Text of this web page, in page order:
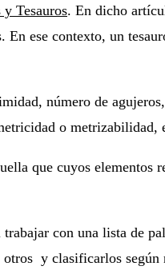
Tesauros. En dicho
ese contexto, un
número de
o metrizabilidad,
que cuyos
con una lista de
y clasificarlos